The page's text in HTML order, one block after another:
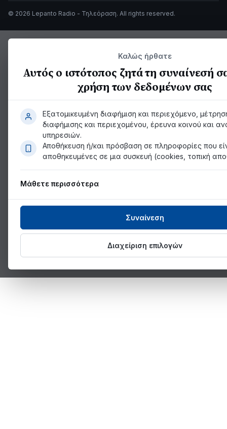
© 2026 Lepanto Radio - Τηλεόραση. All rights reserved.
Καλώς ήρθατε
Αυτός ο ιστότοπος ζητά τη συναίνεσή
χρήση των δεδομένων σας
Εξατομικευμένη διαφήμιση και περιεχόμενο,
διαφήμισης και περιεχομένου, έρευνα κοινού και
υπηρεσιών.
Αποθήκευση ή/και πρόσβαση σε πληροφορίες που
αποθηκευμένες σε μια συσκευή (cookies, τοπική
Μάθετε περισσότερα
Διαχείριση επιλογών
Συναίνεση